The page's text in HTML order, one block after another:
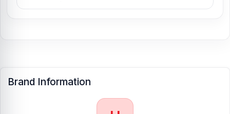
Brand Information